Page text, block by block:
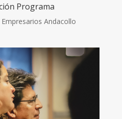
Programa
Andacollo